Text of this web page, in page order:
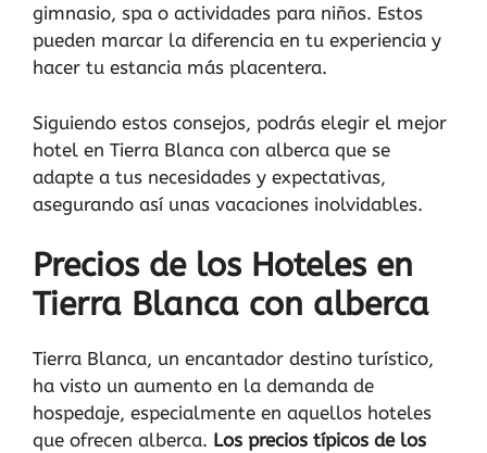
gimnasio, spa o actividades para niños. Estos
pueden marcar la diferencia en tu experiencia y
hacer tu estancia más placentera.
Siguiendo estos consejos, podrás elegir el mejor
hotel en Tierra Blanca con alberca que se
adapte a tus necesidades y expectativas,
asegurando así unas vacaciones inolvidables.
Precios de los Hoteles en
Tierra Blanca con alberca
Tierra Blanca, un encantador destino turístico,
ha visto un aumento en la demanda de
hospedaje, especialmente en aquellos hoteles
que ofrecen alberca. Los precios típicos de los